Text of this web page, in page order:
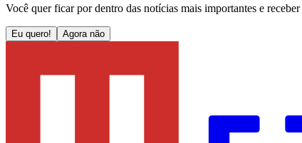
Você quer ficar por dentro das notícias mais importantes e receber
Eu quero! Agora não